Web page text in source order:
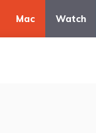
Mac Watch